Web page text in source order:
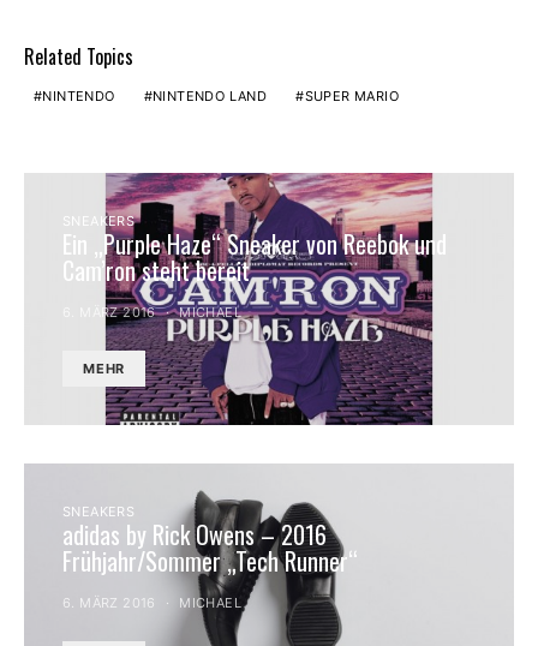
Related Topics
NINTENDO NINTENDO LAND SUPER MARIO
SNEAKERS
Ein „Purple Haze“ Sneaker von Reebok und
Cam’ron steht bereit
6. MÄRZ 2016 MICHAEL
MEHR
SNEAKERS
adidas by Rick Owens – 2016
Frühjahr/Sommer „Tech Runner“
6. MÄRZ 2016 MICHAEL